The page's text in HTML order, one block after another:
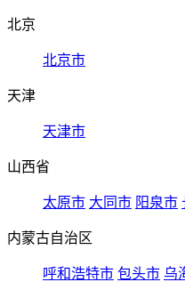
北京
北京市
天津
天津市
山西省
太原市 大同市 阳泉市
内蒙古自治区
呼和浩特市 包头市 乌